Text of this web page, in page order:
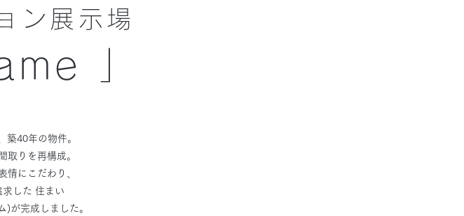
ン展示場
築40年の物件。
取りを再構成。
情にこだわり、
した 住まい
)が完成しました。